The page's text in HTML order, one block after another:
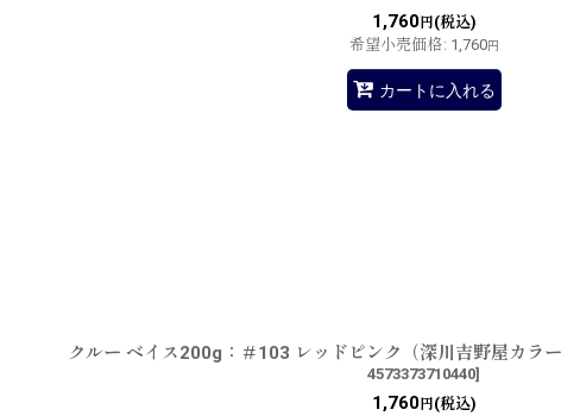
1,760円(税込)
希望小売価格: 1,760円
カートに入れる
クルー ベイス200g：＃103 レッドピンク（深川吉野屋カラー
4573373710440]
1,760円(税込)